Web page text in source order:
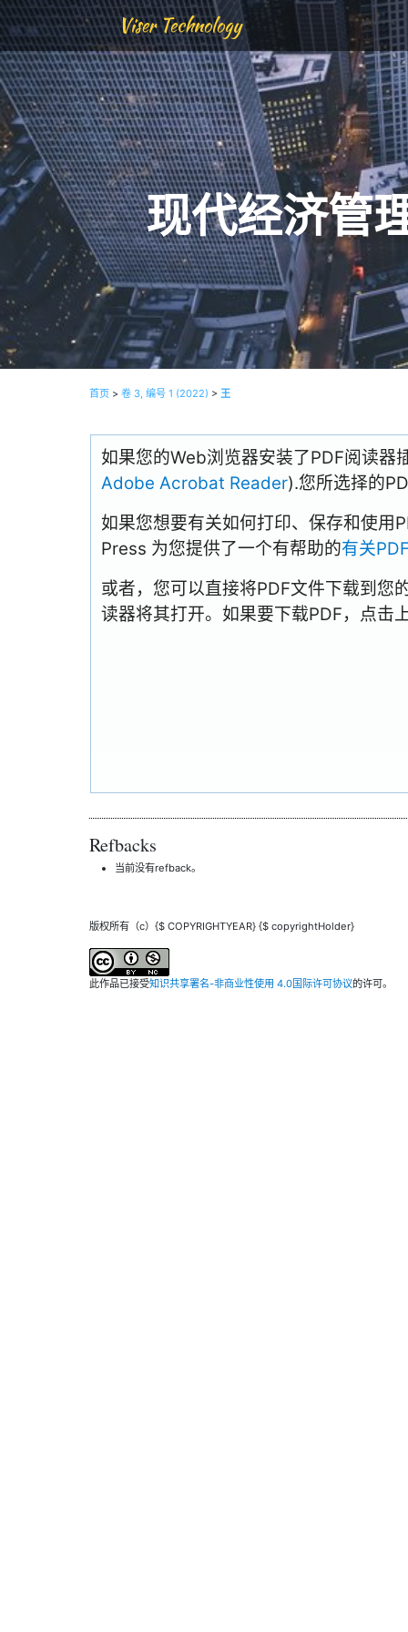
Viser Technology
现代经济管
首页 > 卷 3, 编号 1 (2022) > 王
如果您的Web浏览器安装了PDF阅读器
Adobe Acrobat Reader).您所选择的
如果您想要有关如何打印、保存和使用
Press 为您提供了一个有帮助的有关
或者，您可以直接将PDF文件下载到您
读器将其打开。如果要下载PDF，点击
Refbacks
当前没有refback。
版权所有（c）{$ COPYRIGHTYEAR} {$ copyrightHolder}
此作品已接受知识共享署名-非商业性使用 4.0国际许可协议的许可。